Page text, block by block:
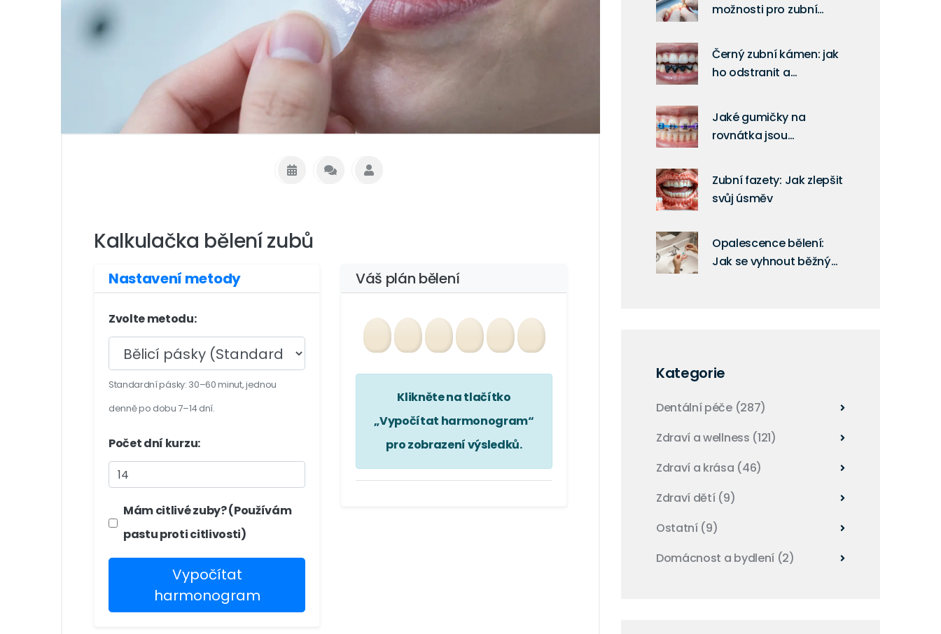
Kalkulačka bělení zubů
Nastavení metody
Zvolte metodu:
Standardní pásky: 30–60 minut, jednou
denně po dobu 7–14 dní.
Počet dní kurzu:
Mám citlivé zuby? (Používám
pastu proti citlivosti)
Vypočítat
harmonogram
Váš plán bělení
Klikněte na tlačítko
„Vypočítat harmonogram“
pro zobrazení výsledků.
možnosti pro zubní
Černý zubní kámen: jak
ho odstranit a
podle zubních lékařů
Jaké gumičky na
rovnátka jsou
typů, barev a síly
Zubní fazety: Jak zlepšit
svůj úsměv
Opalescence bělení:
Jak se vyhnout běžným
Kategorie
Dentální péče (287)
Zdraví a wellness (121)
Zdraví a krása (46)
Zdraví dětí (9)
Ostatní (9)
Domácnost a bydlení (2)